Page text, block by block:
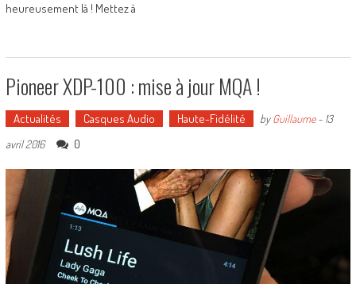
heureusement là ! Mettez à
Pioneer XDP-100 : mise à jour MQA !
Actualités Casques Audio Haute-Fidélité byGuillaume- 13
avril 2016
0